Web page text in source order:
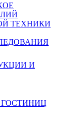
ТЕХНИКИ
И